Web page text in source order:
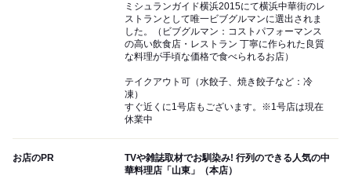
ミシュランガイド横浜2015にて横浜中華街のレ
ストランとして唯一ビブグルマンに選出されま
した。（ビブグルマン：コストパフォーマンス
の高い飲食店・レストラン 丁寧に作られた良質
な料理が手頃な価格で食べられるお店）
テイクアウト可（水餃子、焼き餃子など：冷
凍）
すぐ近くに1号店もございます。※1号店は現在
休業中
お店のPR
TVや雑誌取材でお馴染み! 行列のできる人気の中
華料理店「山東」（本店）